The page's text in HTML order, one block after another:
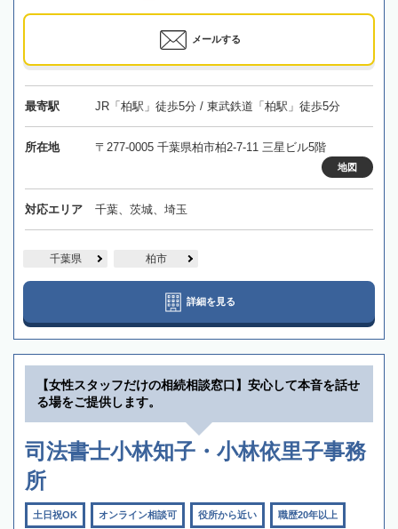
メールする
最寄駅 JR「柏駅」徒歩5分 / 東武鉄道「柏駅」徒歩5分
所在地 〒277-0005 千葉県柏市柏2-7-11 三星ビル5階
地図
対応エリア 千葉、茨城、埼玉
千葉県 柏市
詳細を見る
【女性スタッフだけの相続相談窓口】安心して本音を話せ
る場をご提供します。
司法書士小林知子・小林依里子事務
所
土日祝OK オンライン相談可 役所から近い 職歴20年以上